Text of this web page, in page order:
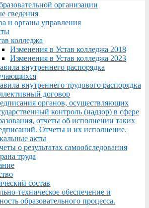
организации
сведения
и органы управления
колледжа
Изменения в Устав колледжа 2018
Изменения в Устав колледжа 2023
внутреннего распорядка
внутреннего трудового распорядка
договор
органов, осуществляющих
контроль (надзор) в сфере
отчеты об исполнении таких
Отчеты и их исполнение.
акты
о результатах самообследования
труда
состав
техническое обеспечение и
образовательного процесса.